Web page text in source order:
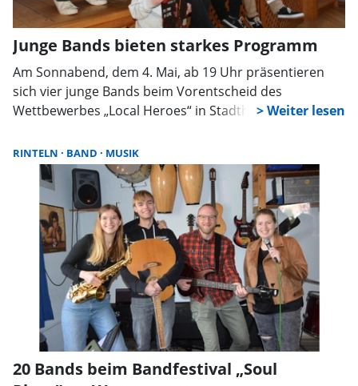
Junge Bands bieten starkes Programm
Am Sonnabend, dem 4. Mai, ab 19 Uhr präsentieren
sich vier junge Bands beim Vorentscheid des
Wettbewerbes „Local Heroes“ in Stadthagen. Die
„Alte Polizei Stadthagen“ auf einen spannenden Genre-
Mix freuen und selbst an der Entscheidung teilhaben,
welche Künstler die nächste Wettbewerbsebene
erreichen.
RINTELN BAND MUSIK
20 Bands beim Bandfestival „Soul